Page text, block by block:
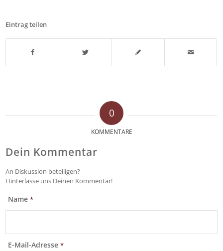
Eintrag teilen
0
KOMMENTARE
Dein Kommentar
An Diskussion beteiligen?
Hinterlasse uns Deinen Kommentar!
Name*
E-Mail-Adresse*